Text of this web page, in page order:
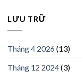
LƯU TRỮ
Tháng 4 2026(13)
Tháng 12 2024(3)